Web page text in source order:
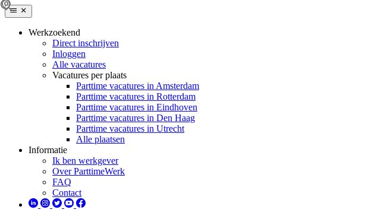
Werkzoekend
Direct inschrijven
Inloggen
Alle vacatures
Vacatures per plaats
Parttime vacatures in Amsterdam
Parttime vacatures in Rotterdam
Parttime vacatures in Eindhoven
Parttime vacatures in Den Haag
Parttime vacatures in Utrecht
Alle plaatsen
Informatie
Ik ben werkgever
Over ParttimeWerk
FAQ
Contact